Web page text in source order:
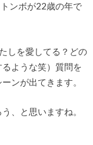
ンボが22歳の年で
しを愛してる？どの
ような笑）質問を
ンが出てきます。
、と思いますね。